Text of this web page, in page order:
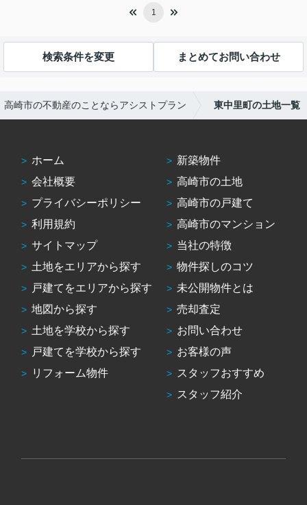
1
検索条件を変更 まとめてお問い合わせ
高崎市の不動産のことならアシストプラン 東中里町の土地一覧
ホーム
会社概要
プライバシーポリシー
利用規約
サイトマップ
土地をエリアから探す
戸建てをエリアから探す
地図から探す
土地を学校から探す
戸建てを学校から探す
リフォーム物件
新築物件
高崎市の土地
高崎市の戸建て
高崎市のマンション
当社の特徴
物件探しのコツ
未公開物件とは
売却査定
お問い合わせ
お客様の声
スタッフおすすめ
スタッフ紹介